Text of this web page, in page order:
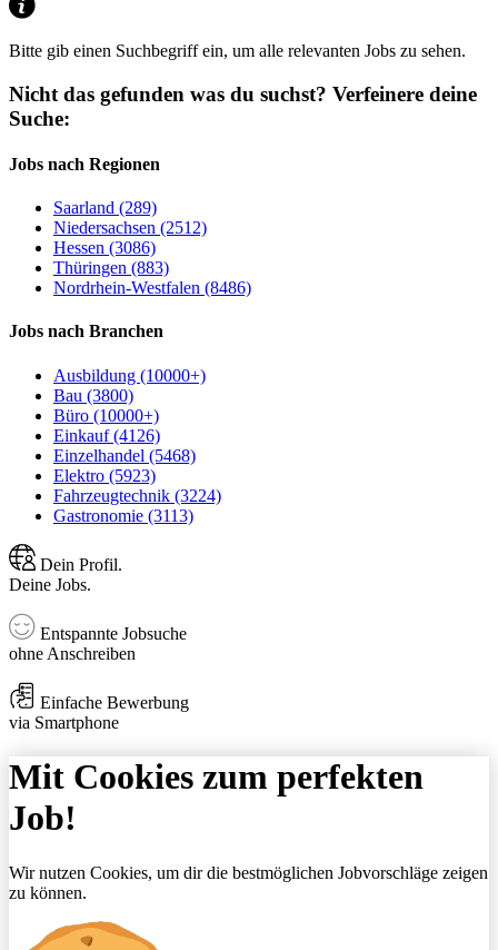
Bitte gib einen Suchbegriff ein, um alle relevanten Jobs zu sehen.
Nicht das gefunden was du suchst? Verfeinere deine
Suche:
Jobs nach Regionen
Saarland (289)
Niedersachsen (2512)
Hessen (3086)
Thüringen (883)
Nordrhein-Westfalen (8486)
Jobs nach Branchen
Ausbildung (10000+)
Bau (3800)
Büro (10000+)
Einkauf (4126)
Einzelhandel (5468)
Elektro (5923)
Fahrzeugtechnik (3224)
Gastronomie (3113)
Dein Profil.
Deine Jobs.
Entspannte Jobsuche
ohne Anschreiben
Einfache Bewerbung
via Smartphone
Mit Cookies zum perfekten
Job!
Wir nutzen Cookies, um dir die bestmöglichen Jobvorschläge zeigen
zu können.